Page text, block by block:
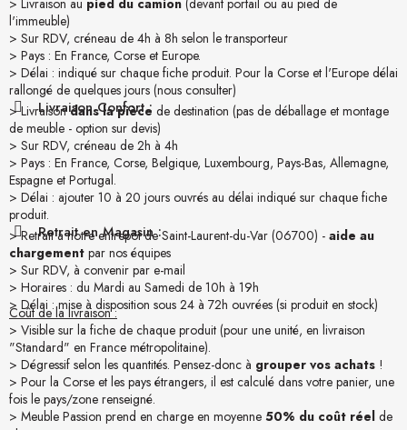
l'immeuble)
> Sur RDV, créneau de 4h à 8h selon le transporteur
> Pays : En France, Corse et Europe.
> Délai : indiqué sur chaque fiche produit. Pour la Corse et l'Europe délai
rallongé de quelques jours (nous consulter)
Livraison Confort :
> Livraisondans la pièce de destination (pas de déballage et montage
de meuble - option sur devis)
> Sur RDV, créneau de 2h à 4h
> Pays : En France, Corse, Belgique, Luxembourg, Pays-Bas, Allemagne,
Espagne et Portugal.
> Délai : ajouter 10 à 20 jours ouvrés au délai indiqué sur chaque fiche
produit.
Retrait en Magasin :
> Retrait à notre entrepôt de Saint-Laurent-du-Var (06700) - aide au
chargement par nos équipes
> Sur RDV, à convenir par e-mail
> Horaires : du Mardi au Samedi de 10h à 19h
> Délai : mise à disposition sous 24 à 72h ouvrées (si produit en stock)
Coût de la livraison :
> Visible sur la fiche de chaque produit (pour une unité, en livraison
"Standard" en France métropolitaine).
> Dégressif selon les quantités. Pensez-donc à grouper vos achats !
> Pour la Corse et les pays étrangers, il est calculé dans votre panier, une
fois le pays/zone renseigné.
> Meuble Passion prend en charge en moyenne 50% du coût réel de